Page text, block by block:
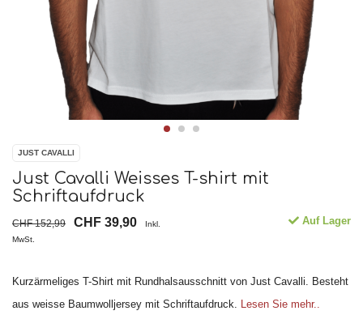
JUST CAVALLI
Just Cavalli Weisses T-shirt mit
Schriftaufdruck
CHF 152,99 CHF 39,90
Inkl.
MwSt.
Auf Lager
Kurzärmeliges T-Shirt mit Rundhalsausschnitt von Just Cavalli. Besteht
aus weisse Baumwolljersey mit Schriftaufdruck. Lesen Sie mehr..